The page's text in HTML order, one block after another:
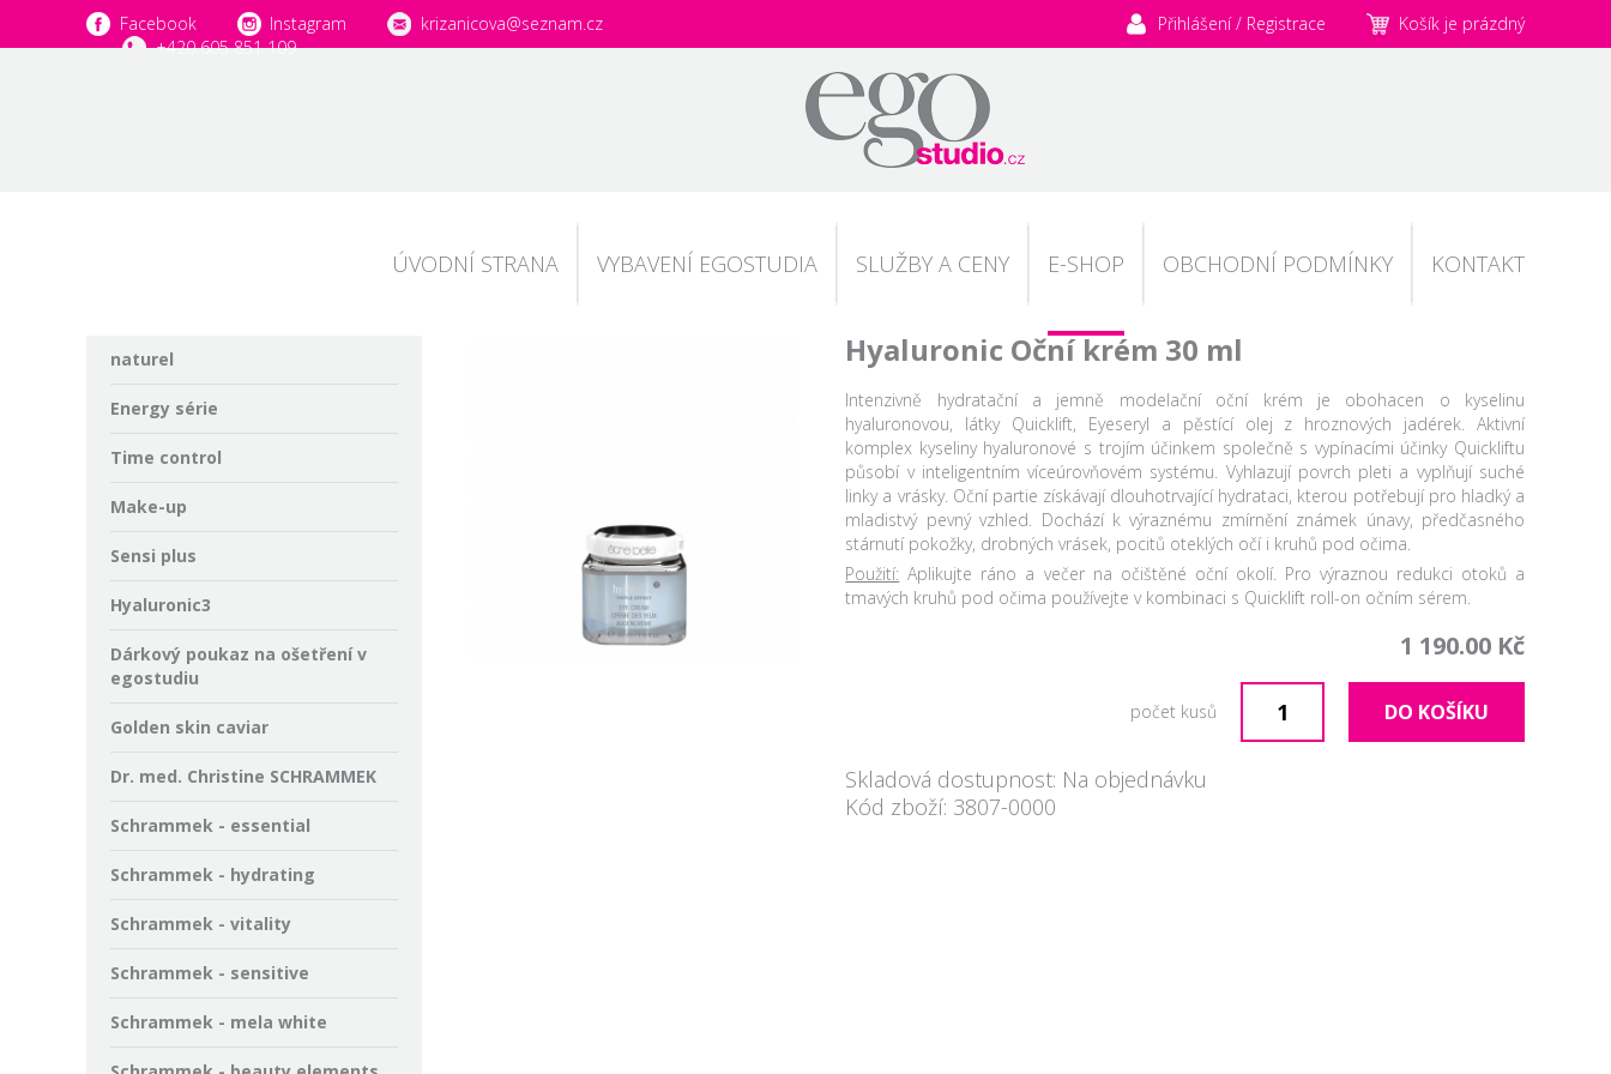
Facebook Instagram
krizanicova@seznam.cz
+420 605 851 109
Přihlášení / Registrace Košík je prázdný
ÚVODNÍ STRANA VYBAVENÍ EGOSTUDIA SLUŽBY A CENY E-SHOP OBCHODNÍ PODMÍNKY KONTAKT
naturel
Energy série
Time control
Make-up
Sensi plus
Hyaluronic3
Dárkový poukaz na ošetření v
egostudiu
Golden skin caviar
Dr. med. Christine SCHRAMMEK
Schrammek - essential
Schrammek - hydrating
Schrammek - vitality
Schrammek - sensitive
Schrammek - mela white
Hyaluronic Oční krém 30 ml
Intenzivně hydratační a jemně modelační oční krém je obohacen o kyselinu
hyaluronovou, látky Quicklift, Eyeseryl a pěstící olej z hroznových jadérek. Aktivní
komplex kyseliny hyaluronové s trojím účinkem společně s vypínacími účinky Quickliftu
působí v inteligentním víceúrovňovém systému. Vyhlazují povrch pleti a vyplňují suché
linky a vrásky. Oční partie získávají dlouhotrvající hydrataci, kterou potřebují pro hladký a
mladistvý pevný vzhled. Dochází k výraznému zmírnění známek únavy, předčasného
stárnutí pokožky, drobných vrásek, pocitů oteklých očí i kruhů pod očima.
Použití: Aplikujte ráno a večer na očištěné oční okolí. Pro výraznou redukci otoků a
tmavých kruhů pod očima používejte v kombinaci s Quicklift roll-on očním sérem.
1 190.00 Kč
DO KOŠÍKU
počet kusů
Skladová dostupnost: Na objednávku
Kód zboží: 3807-0000